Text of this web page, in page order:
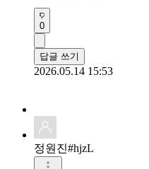
0
답글 쓰기
2026.05.14 15:53
정원진#hjzL